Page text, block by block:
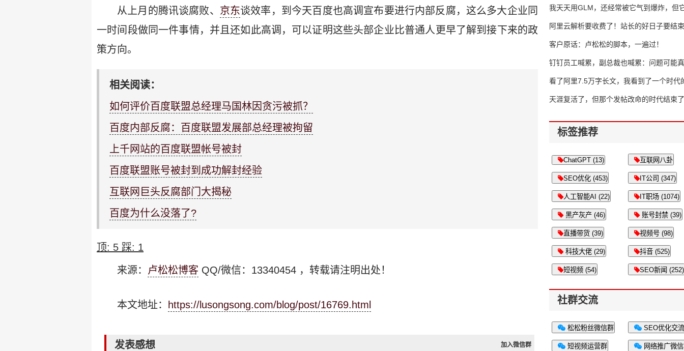
从上月的腾讯谈腐败、 京东谈效率，到今天百度也高调宣布要进行内部反腐，这么多大企业同
一时间段做同一件事情，并且还如此高调，可以证明这些头部企业比普通人更早了解到接下来的政
策方向。
相关阅读：
如何评价百度联盟总经理马国林因贪污被抓？
百度内部反腐：百度联盟发展部总经理被拘留
上千网站的百度联盟帐号被封
百度联盟账号被封到成功解封经验
互联网巨头反腐部门大揭秘
百度为什么没落了?
顶: 5 踩: 1
来源： 卢松松博客 QQ/微信：13340454 ，转载请注明出处！
本文地址： https://lusongsong.com/blog/post/16769.html
发表感想 加入微信群
我天天用GLM，还经常被它气到爆炸，但
16万亿
阿里云解析要收费了！站长的好日子要结
客户原话：卢松松的脚本，一遍过！
钉钉员工喊累，副总裁也喊累：问题可能
了
看了阿里7.5万字长文，我看到了一个时代
天涯复活了，但那个发帖改命的时代结束了
标签推荐
ChatGPT (13) 互联网八卦
SEO优化 (453) IT公司 (347)
人工智能AI (22) IT职场 (1074)
黑产灰产 (46) 账号封禁 (39)
直播带货 (39) 视频号 (98)
科技大佬 (29) 抖音 (525)
短视频 (54) SEO新闻 (252)
社群交流
松松粉丝微信群 SEO优化交
短视频运营群 网络推广微